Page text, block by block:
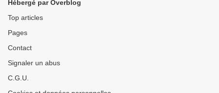
Hébergé par Overblog
Top articles
Pages
Contact
Signaler un abus
C.G.U.